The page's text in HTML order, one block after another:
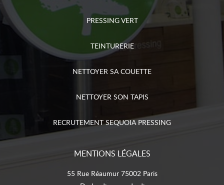
PRESSING VERT
TEINTURERIE
NETTOYER SA COUETTE
NETTOYER SON TAPIS
RECRUTEMENT SEQUOIA PRESSING
MENTIONS LÉGALES
55 Rue Réaumur 75002 Paris